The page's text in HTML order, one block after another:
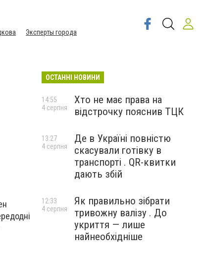
Эксперты города
ОСТАННІ НОВИНИ
Хто не має права на
відстрочку пояснив ТЦК
14:55
4 серпня
Де в Україні повністю
скасували готівку в
транспорті . QR-квитки
дають збій
13:27
4 серпня
Як правильно зібрати
тривожну валізу . До
укриття — лише
найнеобхідніше
12:33
4 серпня